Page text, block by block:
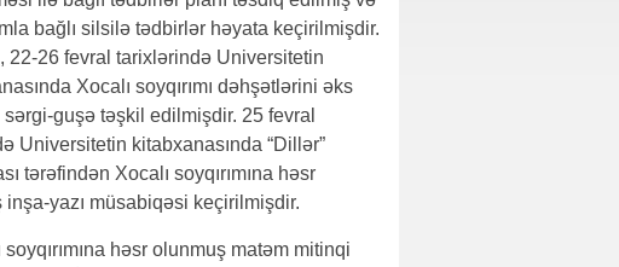
bağlı silsilə tədbirlər həyata keçirilmişdir.
22-26 fevral tarixlərində Universitetin
Xocalı soyqırımı dəhşətlərini əks
guşə təşkil edilmişdir. 25 fevral
Universitetin kitabxanasında “Dillər”
tərəfindən Xocalı soyqırımına həsr
inşa-yazı müsabiqəsi keçirilmişdir.
həsr olunmuş matəm mitinqi